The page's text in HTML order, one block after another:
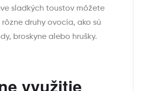
sladkých toustov môžete
druhy ovocia, ako sú
broskyne alebo hrušky.
využitie